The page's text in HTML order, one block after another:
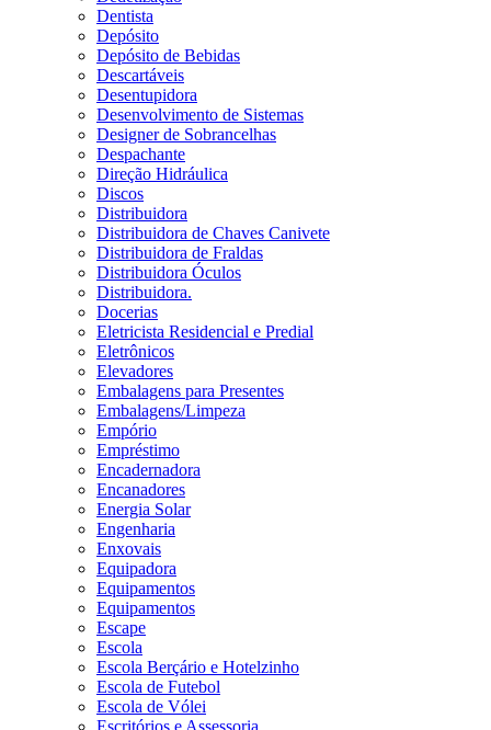
Dentista
Depósito
Depósito de Bebidas
Descartáveis
Desentupidora
Desenvolvimento de Sistemas
Designer de Sobrancelhas
Despachante
Direção Hidráulica
Discos
Distribuidora
Distribuidora de Chaves Canivete
Distribuidora de Fraldas
Distribuidora Óculos
Distribuidora.
Docerias
Eletricista Residencial e Predial
Eletrônicos
Elevadores
Embalagens para Presentes
Embalagens/Limpeza
Empório
Empréstimo
Encadernadora
Encanadores
Energia Solar
Engenharia
Enxovais
Equipadora
Equipamentos
Equipamentos
Escape
Escola
Escola Berçário e Hotelzinho
Escola de Futebol
Escola de Vólei
Escritórios e Assessoria